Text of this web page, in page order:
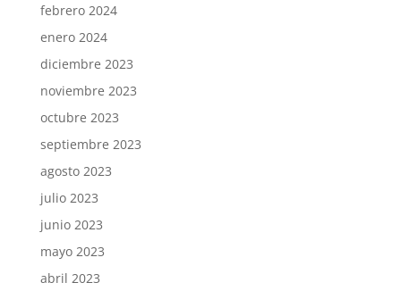
febrero 2024
enero 2024
diciembre 2023
noviembre 2023
octubre 2023
septiembre 2023
agosto 2023
julio 2023
junio 2023
mayo 2023
abril 2023